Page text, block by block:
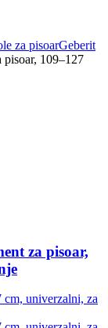
za pisoarGeberit
109–127
za pisoar,